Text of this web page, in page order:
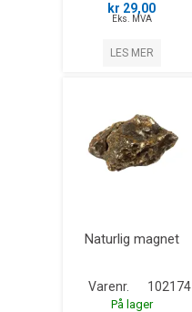
kr 29,00
Eks. MVA
LES MER
Naturlig magnet
Varenr. 102174
På lager